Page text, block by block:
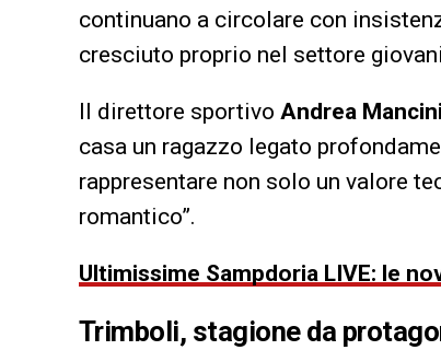
continuano a circolare con
cresciuto proprio nel settore
Il direttore sportivo Andrea Mancini
casa un ragazzo legato
rappresentare non solo un valore
romantico”.
Ultimissime Sampdoria LIVE: le
Trimboli, stagione da